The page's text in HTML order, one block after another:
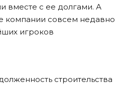
вместе с ее долгами. А
компании совсем недавно
игроков
строительства